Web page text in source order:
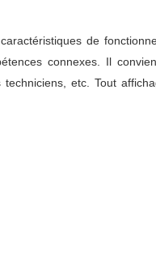
de
connexes. Il
etc. Tout